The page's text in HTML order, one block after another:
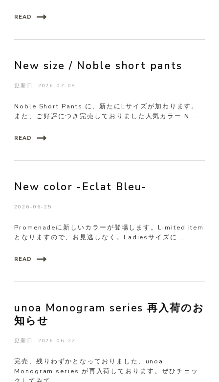
READ
New size / Noble short pants
更新日: 2026-07-09
Noble Short Pants に、新たにLサイズが加わります。
また、ご好評につき完売しておりました人気カラー N …
READ
New color -Eclat Bleu-
2026-06-25
Promenadeに新しいカラーが登場します。Limited item
となりますので、お見逃しなく。Ladiesサイズに …
READ
unoa Monogram series 再入荷のお
知らせ
更新日: 2026-06-22
完売、残りわずかとなっておりました、unoa
Monogram series が再入荷しております。ぜひチェッ